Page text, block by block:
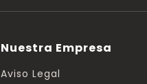
Nuestra Empresa
Aviso Legal